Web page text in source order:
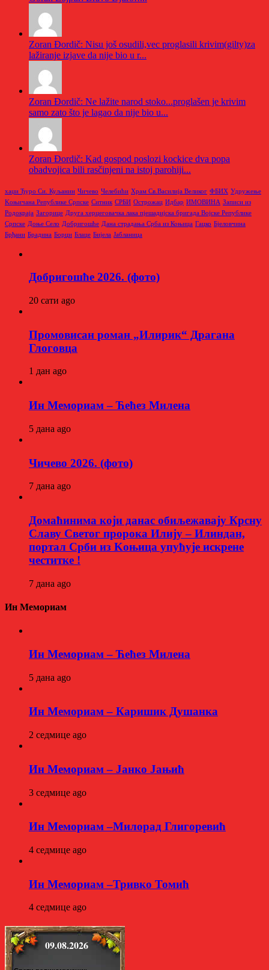
Zoran Đordič: Nisu još osudili,vec proglasili krivim(gilty)za
lažiranje izjave da nije bio u r...
Zoran Đordič: Ne lažite narod stoko...proglašen je krivim
samo zato što je lagao da nije bio u...
Zoran Đordič: Kad gospod poslozi kockice dva popa
obadvojica bili rasčinjeni na istoj parohiji...
хаџи Ђуро Си. Куљанин Чичево Челебићи Храм Св.Василија Великог ФБИХ Удружење
Kоњичана Републике Српске Ситник СРБИ Острожац Идбар ИМОВИНА Записи из
Родoкраја Загорице Друга херцеговачка лака пјешадијска бригада Војске Републике
Српске Доње Село Добригошће Дана страдања Срба из Коњица Гацко Бјеловчина
Брђани Брадина Борци Блаце Бијела Јабланица
Добригошће 2026. (фото)
20 сати ago
Промовисан роман „Илирик“ Драгана
Глоговца
1 дан ago
Ин Мемориам – Ћећез Милена
5 дана ago
Чичево 2026. (фото)
7 дана ago
Домаћинима који данас обиљежавају Крсну
Славу Светог пророка Илију – Илиндан,
портал Срби из Kоњица упућује искрене
честитке !
7 дана ago
Ин Мемориам
Ин Мемориам – Ћећез Милена
5 дана ago
Ин Мемориам – Каришик Душанка
2 седмице ago
Ин Мемориам – Јанко Јањић
3 седмице ago
Ин Мемориам –Милорад Глигоревић
4 седмице ago
Ин Мемориам –Тривко Томић
4 седмице ago